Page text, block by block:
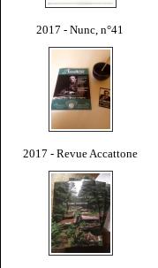
2017 - Nunc, n°41
2017 - Revue Accattone